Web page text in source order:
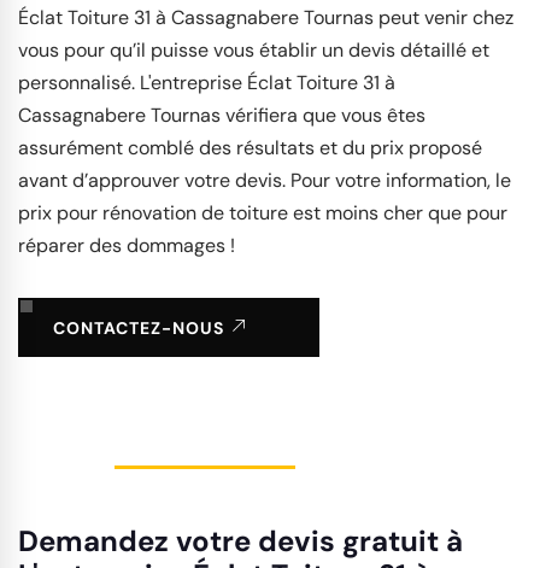
Éclat Toiture 31 à Cassagnabere Tournas peut venir chez
vous pour qu’il puisse vous établir un devis détaillé et
personnalisé. L'entreprise Éclat Toiture 31 à
Cassagnabere Tournas vérifiera que vous êtes
assurément comblé des résultats et du prix proposé
avant d’approuver votre devis. Pour votre information, le
prix pour rénovation de toiture est moins cher que pour
réparer des dommages !
CONTACTEZ-NOUS
Demandez votre devis gratuit à